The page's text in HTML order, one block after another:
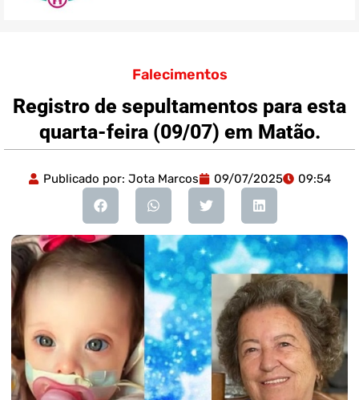
Falecimentos
Registro de sepultamentos para esta
quarta-feira (09/07) em Matão.
Publicado por: Jota Marcos 09/07/2025 09:54